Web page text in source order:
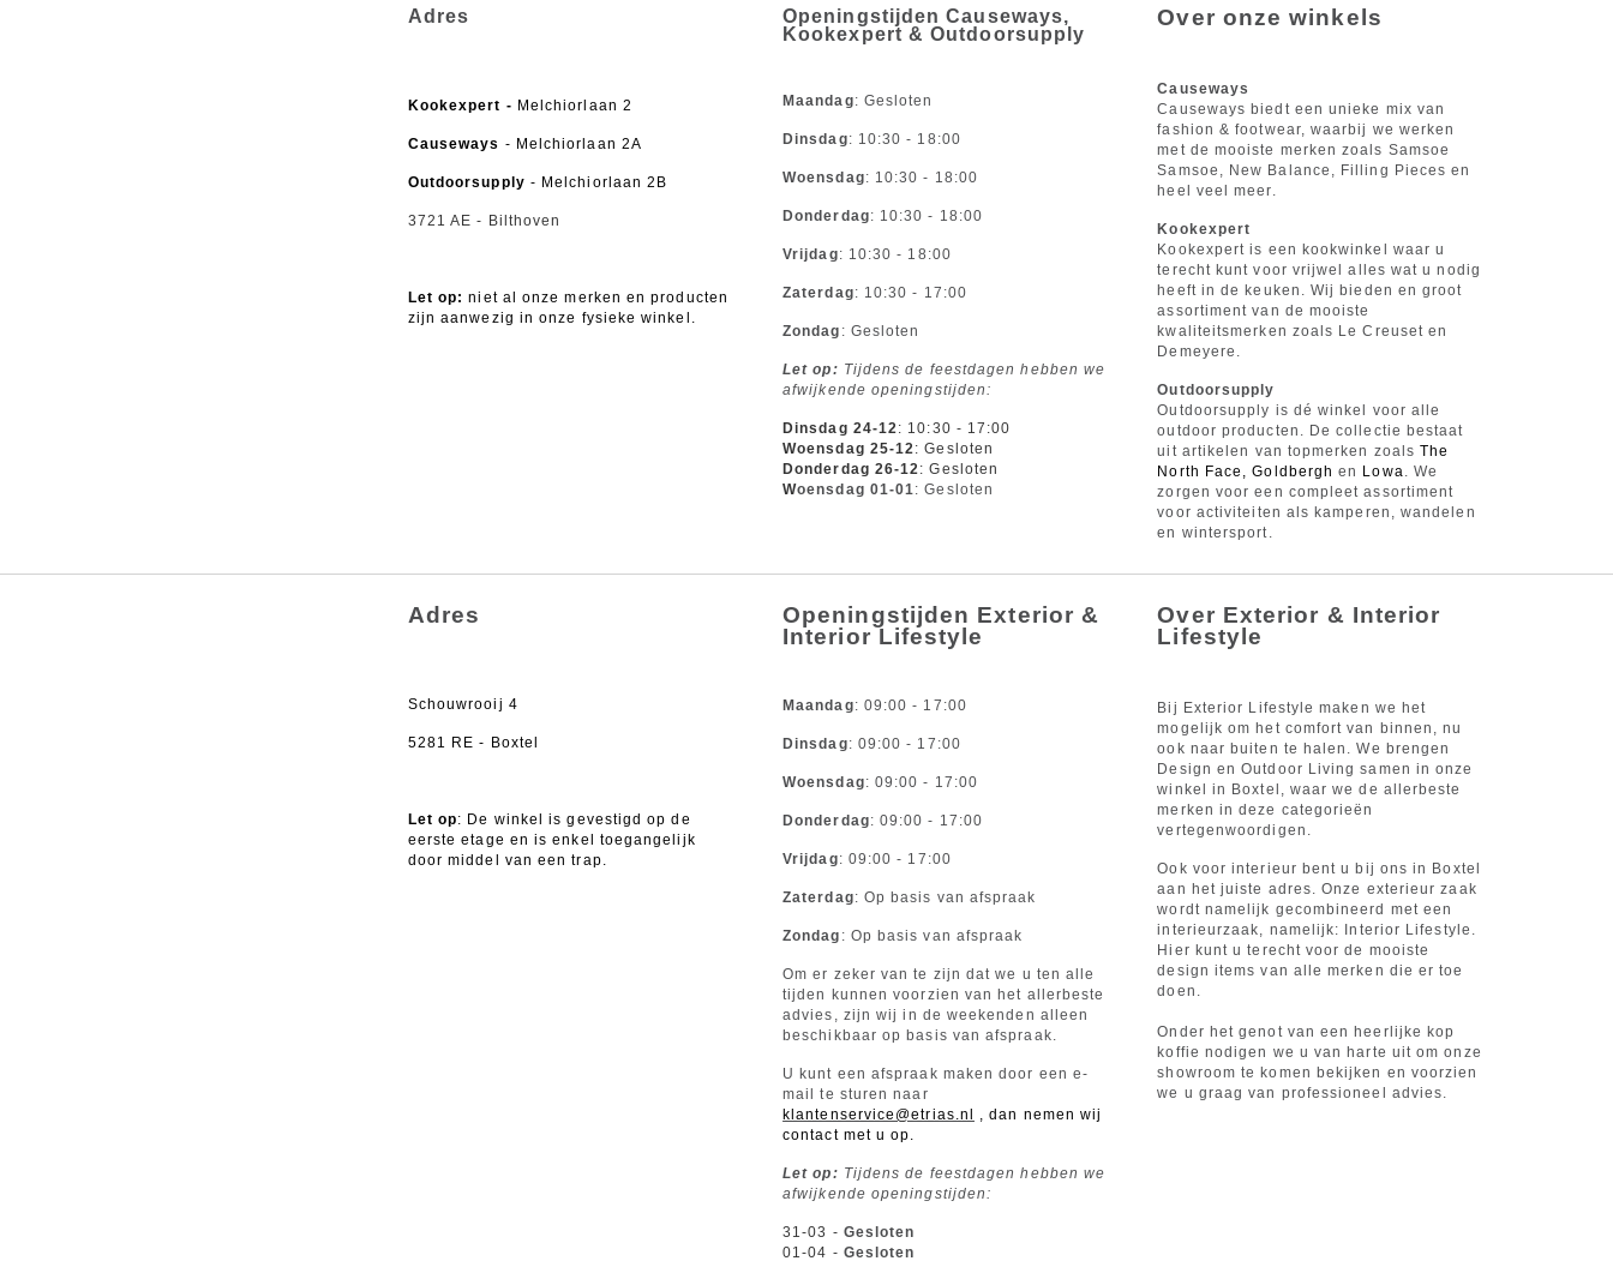
Adres
Kookexpert - Melchiorlaan 2
Causeways - Melchiorlaan 2A
Outdoorsupply - Melchiorlaan 2B
3721 AE - Bilthoven
Let op: niet al onze merken en producten
zijn aanwezig in onze fysieke winkel.
Openingstijden Causeways,
Kookexpert & Outdoorsupply
Maandag: Gesloten
Dinsdag: 10:30 - 18:00
Woensdag: 10:30 - 18:00
Donderdag: 10:30 - 18:00
Vrijdag: 10:30 - 18:00
Zaterdag: 10:30 - 17:00
Zondag : Gesloten
Let op: Tijdens de feestdagen hebben we
afwijkende openingstijden:
Dinsdag 24-12: 10:30 - 17:00
Woensdag 25-12: Gesloten
Donderdag 26-12: Gesloten
Woensdag 01-01: Gesloten
Over onze winkels
Causeways
Causeways biedt een unieke mix van
fashion & footwear, waarbij we werken
met de mooiste merken zoals Samsoe
Samsoe, New Balance, Filling Pieces en
heel veel meer.
Kookexpert
Kookexpert is een kookwinkel waar u
terecht kunt voor vrijwel alles wat u nodig
heeft in de keuken. Wij bieden en groot
assortiment van de mooiste
kwaliteitsmerken zoals Le Creuset en
Demeyere.
Outdoorsupply
Outdoorsupply is dé winkel voor alle
outdoor producten. De collectie bestaat
uit artikelen van topmerken zoalsThe
North Face, Goldbergh en Lowa. We
zorgen voor een compleet assortiment
voor activiteiten als kamperen, wandelen
en wintersport.
Adres
Schouwrooij 4
5281 RE - Boxtel
Let op: De winkel is gevestigd op de
eerste etage en is enkel toegangelijk
door middel van een trap.
Openingstijden Exterior &
Interior Lifestyle
Maandag: 09:00 - 17:00
Dinsdag: 09:00 - 17:00
Woensdag: 09:00 - 17:00
Donderdag: 09:00 - 17:00
Vrijdag: 09:00 - 17:00
Zaterdag: Op basis van afspraak
Zondag : Op basis van afspraak
Om er zeker van te zijn dat we u ten alle
tijden kunnen voorzien van het allerbeste
advies, zijn wij in de weekenden alleen
beschikbaar op basis van afspraak.
U kunt een afspraak maken door een e-
mail te sturen naar
klantenservice@etrias.nl
, dan nemen wij
contact met u op.
Let op: Tijdens de feestdagen hebben we
afwijkende openingstijden:
31-03 - Gesloten
01-04 - Gesloten
Over Exterior & Interior
Lifestyle
Bij Exterior Lifestyle maken we het
mogelijk om het comfort van binnen, nu
ook naar buiten te halen. We brengen
Design en Outdoor Living samen in onze
winkel in Boxtel, waar we de allerbeste
merken in deze categorieën
vertegenwoordigen.
Ook voor interieur bent u bij ons in Boxtel
aan het juiste adres. Onze exterieur zaak
wordt namelijk gecombineerd met een
interieurzaak, namelijk: Interior Lifestyle.
Hier kunt u terecht voor de mooiste
design items van alle merken die er toe
doen.
Onder het genot van een heerlijke kop
koffie nodigen we u van harte uit om onze
showroom te komen bekijken en voorzien
we u graag van professioneel advies.